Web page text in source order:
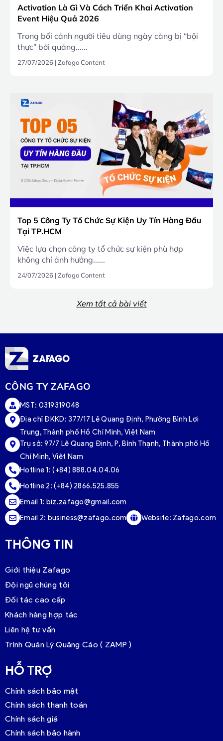
Activation Là Gì Và Cách Triển Khai Activation
Event Hiệu Quả 2026
Trong bối cảnh người tiêu dùng ngày càng bị “bội
thực” bởi quảng......
27/07/2026 |Zafago Content
Top 5 Công Ty Tổ Chức Sự Kiện Uy Tín Hàng Đầu
Tại TP.HCM
Việc lựa chọn công ty tổ chức sự kiện phù hợp
không chỉ ảnh hưởng......
24/07/2026 |Zafago Content
Xem tất cả bài viết
CÔNG TY ZAFAGO
MST: 0319319048
Địa chỉ ĐKKD: 377/17 Lê Quang Định, Phường Bình Lợi
Trung, Thành phố Hồ Chí Minh, Việt Nam
Trụ sở:97/7 Lê Quang Định, P, Bình Thạnh, Thành phố Hồ
Chí Minh, Việt Nam
Hotline 1:(+84) 888.04.04.06
Hotline 2:(+84) 2866.525.855
Email 1: biz.zafago@gmail.com
Email 2: business@zafago.com Website: Zafago.com
THÔNG TIN
Giới thiệu Zafago
Đội ngũ chúng tôi
Đối tác cao cấp
Khách hàng hợp tác
Liên hệ tư vấn
Trình Quản Lý Quảng Cáo ( ZAMP )
HỖ TRỢ
Chính sách bảo mật
Chính sách thanh toán
Chính sách giá
Chính sách bảo hành